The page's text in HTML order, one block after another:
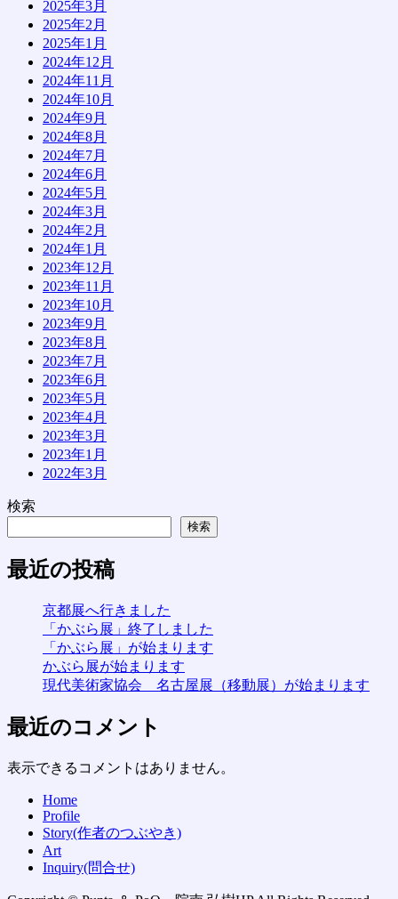
2025年3月
2025年2月
2025年1月
2024年12月
2024年11月
2024年10月
2024年9月
2024年8月
2024年7月
2024年6月
2024年5月
2024年3月
2024年2月
2024年1月
2023年12月
2023年11月
2023年10月
2023年9月
2023年8月
2023年7月
2023年6月
2023年5月
2023年4月
2023年3月
2023年1月
2022年3月
検索
検索
最近の投稿
京都展へ行きました
「かぶら展」終了しました
「かぶら展」が始まります
かぶら展が始まります
現代美術家協会 名古屋展（移動展）が始まります
最近のコメント
表示できるコメントはありません。
Home
Profile
Story(作者のつぶやき)
Art
Inquiry(問合せ)